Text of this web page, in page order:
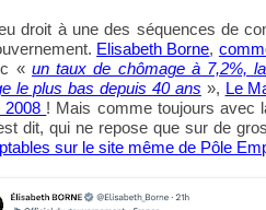
droit à une des séquences de
Elisabeth Borne,
« un taux de chômage à 7,2%,
le plus bas depuis 40 ans », Le
2008 ! Mais comme toujours avec
dit, qui ne repose que sur de
sur le site même de Pôle